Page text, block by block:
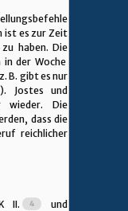
ist es zur Zeit
haben. Die
der Woche
B. gibt es nur
Jostes und
wieder. Die
dass die
reichlicher
II.
und